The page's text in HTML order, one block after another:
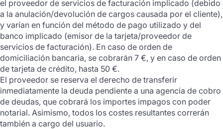
el proveedor de servicios de facturación implicado (debido
a la anulación/devolución de cargos causada por el cliente),
y varían en función del método de pago utilizado y del
banco implicado (emisor de la tarjeta/proveedor de
servicios de facturación). En caso de orden de
domiciliación bancaria, se cobrarán 7 €, y en caso de orden
de tarjeta de crédito, hasta 50 €.
El proveedor se reserva el derecho de transferir
inmediatamente la deuda pendiente a una agencia de cobro
de deudas, que cobrará los importes impagos con poder
notarial. Asimismo, todos los costes resultantes correrán
también a cargo del usuario.